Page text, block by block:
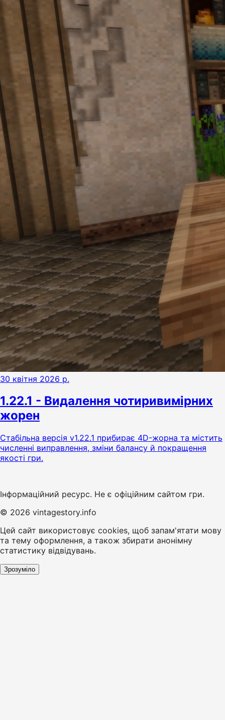
30 квітня 2026 р.
1.22.1 - Видалення чотиривимірних
жорен
Стабільна версія v1.22.1 прибирає 4D-жорна та містить
численні виправлення, зміни балансу й покращення
якості гри.
Інформаційний ресурс. Не є офіційним сайтом гри.
© 2026 vintagestory.info
Цей сайт використовує cookies, щоб запам'ятати мову
та тему оформлення, а також збирати анонімну
статистику відвідувань.
Зрозуміло